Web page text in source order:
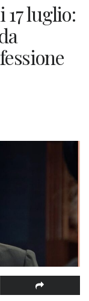
luglio: